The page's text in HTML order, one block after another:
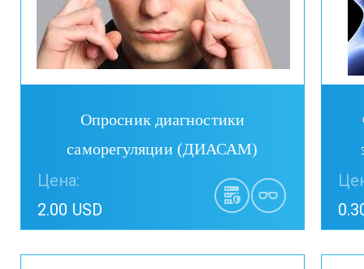
Опросник диагностики
саморегуляции (ДИАСАМ)
Цена:
2.00 USD
Купить